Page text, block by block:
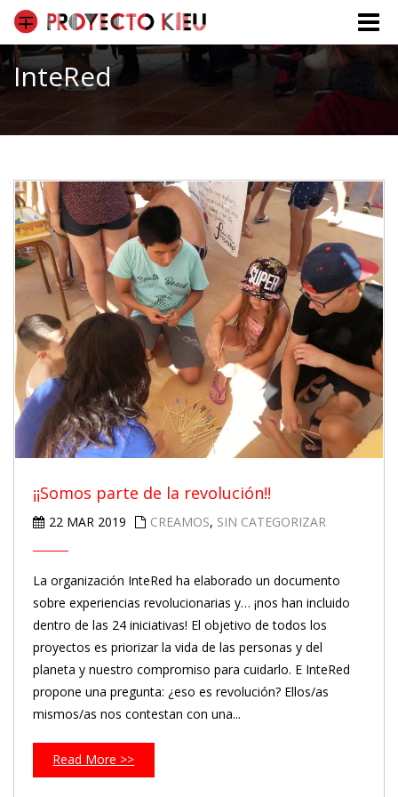
Toggle
InteRed
¡¡Somos parte de la revolución!!
22 MAR 2019 CREAMOS, SIN CATEGORIZAR
La organización InteRed ha elaborado un documento
sobre experiencias revolucionarias y… ¡nos han incluido
dentro de las 24 iniciativas! El objetivo de todos los
proyectos es priorizar la vida de las personas y del
planeta y nuestro compromiso para cuidarlo. E InteRed
propone una pregunta: ¿eso es revolución? Ellos/as
mismos/as nos contestan con una...
Read More >>